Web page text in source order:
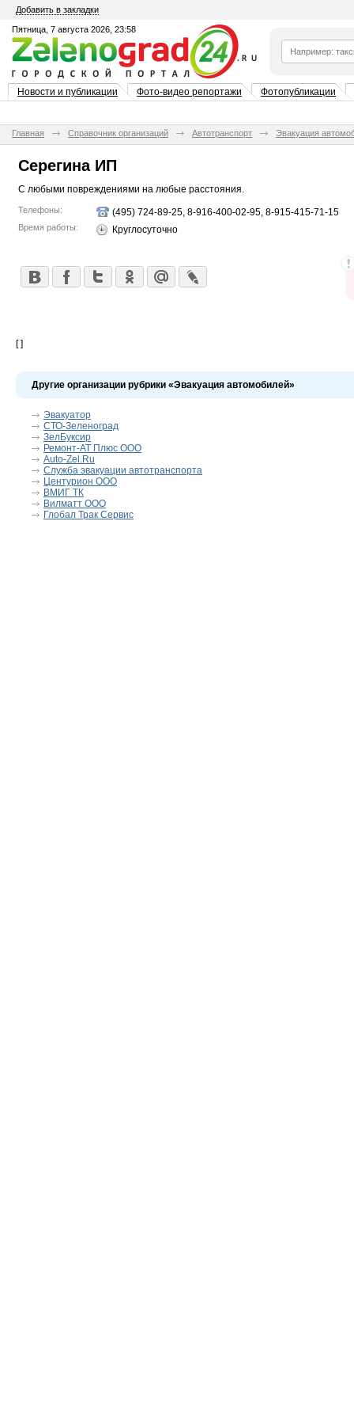
Добавить в закладки
Пятница, 7 августа 2026, 23:58
Новости и публикации Фото-видео репортажи Фотопубликации
Главная Справочник организаций Автотранспорт Эвакуация
Серегина ИП
С любыми повреждениями на любые расстояния.
Телефоны: (495) 724-89-25, 8-916-400-02-95, 8-915-415-71-15
Время работы: Круглосуточно
[ ]
Другие организации рубрики «Эвакуация автомобилей»
Эвакуатор
СТО-Зеленоград
ЗелБуксир
Ремонт-АТ Плюс ООО
Auto-Zel.Ru
Служба эвакуации автотранспорта
Центурион ООО
ВМИГ ТК
Вилматт ООО
Глобал Трак Сервис